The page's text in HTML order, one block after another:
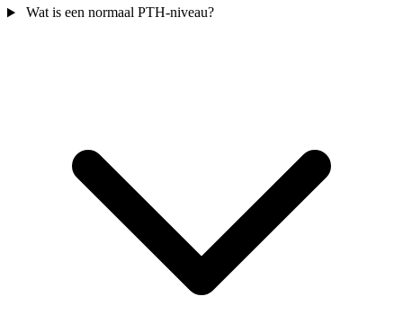
Wat is een normaal PTH-niveau?